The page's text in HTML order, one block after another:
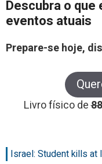
Descubra o
eventos atuais
Prepare-se hoje,
Livro físico de
Israel: Student kills at